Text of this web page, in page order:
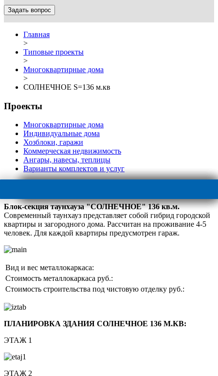
Задать вопрос
Главная
>
Типовые проекты
>
Многоквартирные дома
>
СОЛНЕЧНОЕ S=136 м.кв
Проекты
Многоквартирные дома
Индивидуальные дома
Хозблоки, гаражи
Коммерческая недвижимость
Ангары, навесы, теплицы
Варианты комплектов и услуг
Блок-секция таунхауза "СОЛНЕЧНОЕ" 136 кв.м.
Современный таунхауз представляет собой гибрид городской
квартиры и загородного дома. Рассчитан на проживание 4-5
человек. Для каждой квартиры предусмотрен гараж.
Вид и вес металлокаркаса:
Стоимость металлокаркаса руб.:
Стоимость строительства под чистовую отделку руб.:
ПЛАНИРОВКА ЗДАНИЯ СОЛНЕЧНОЕ 136 М.КВ:
ЭТАЖ 1
ЭТАЖ 2